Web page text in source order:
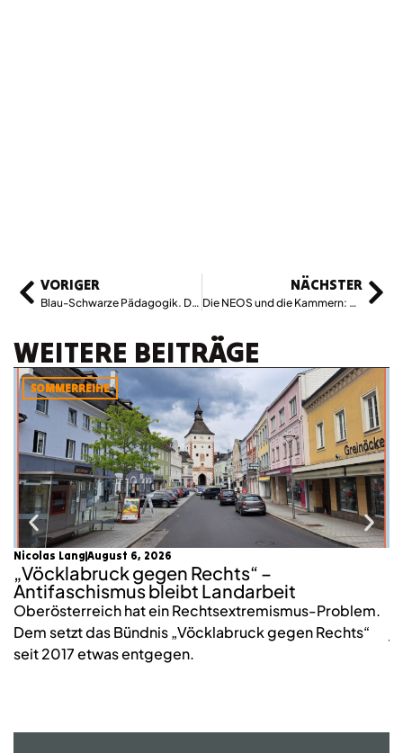
VORIGER
Blau-Schwarze Pädagogik. Das Bildungsprogramm von ÖVP und FPÖ führt in eine düstere Zukunft
NÄCHSTER
Die NEOS und die Kammern: Auf Viktor Orbáns Spuren
WEITERE BEITRÄGE
SOMMERREIHE
Nicolas Lang August 6, 2026
„Vöcklabruck gegen Rechts“ –
Antifaschismus bleibt Landarbeit
Oberösterreich hat ein Rechtsextremismus-Problem.
Dem setzt das Bündnis „Vöcklabruck gegen Rechts“
seit 2017 etwas entgegen.